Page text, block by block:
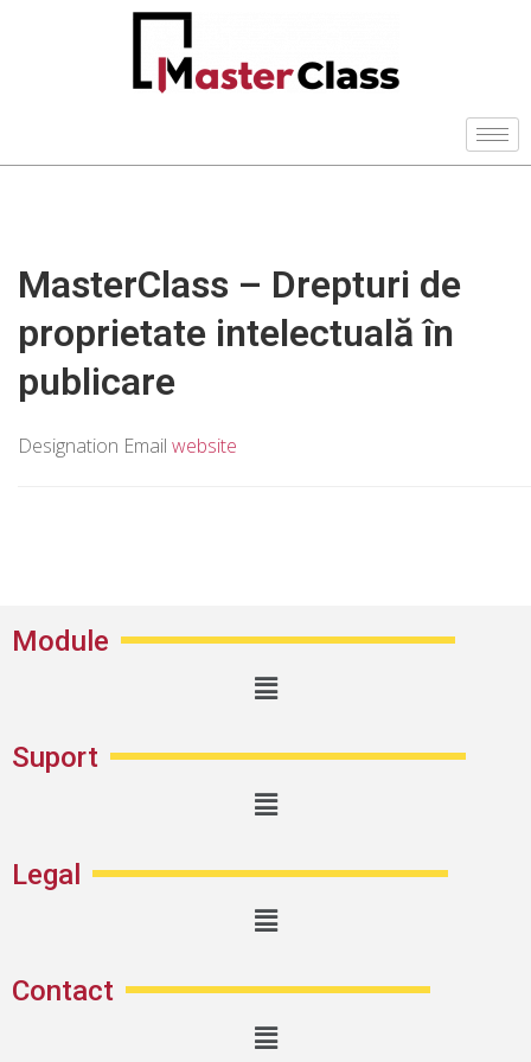
MasterClass – Drepturi de
proprietate intelectuală în
publicare
Designation Email website
Module
Suport
Legal
Contact